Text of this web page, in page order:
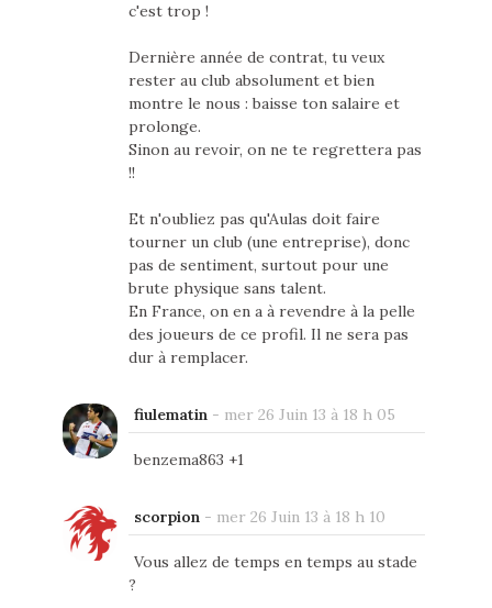
c'est trop !
Dernière année de contrat, tu veux
rester au club absolument et bien
montre le nous : baisse ton salaire et
prolonge.
Sinon au revoir, on ne te regrettera pas
!!
Et n'oubliez pas qu'Aulas doit faire
tourner un club (une entreprise), donc
pas de sentiment, surtout pour une
brute physique sans talent.
En France, on en a à revendre à la pelle
des joueurs de ce profil. Il ne sera pas
dur à remplacer.
fiulematin- mer 26 Juin 13 à 18 h 05
benzema863 +1
scorpion- mer 26 Juin 13 à 18 h 10
Vous allez de temps en temps au stade
?